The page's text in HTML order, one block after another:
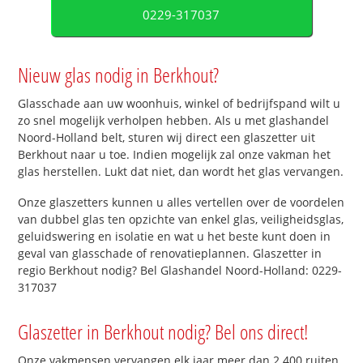
0229-317037
Nieuw glas nodig in Berkhout?
Glasschade aan uw woonhuis, winkel of bedrijfspand wilt u
zo snel mogelijk verholpen hebben. Als u met glashandel
Noord-Holland belt, sturen wij direct een glaszetter uit
Berkhout naar u toe. Indien mogelijk zal onze vakman het
glas herstellen. Lukt dat niet, dan wordt het glas vervangen.
Onze glaszetters kunnen u alles vertellen over de voordelen
van dubbel glas ten opzichte van enkel glas, veiligheidsglas,
geluidswering en isolatie en wat u het beste kunt doen in
geval van glasschade of renovatieplannen. Glaszetter in
regio Berkhout nodig? Bel Glashandel Noord-Holland: 0229-
317037
Glaszetter in Berkhout nodig? Bel ons direct!
Onze vakmensen vervangen elk jaar meer dan 2.400 ruiten.